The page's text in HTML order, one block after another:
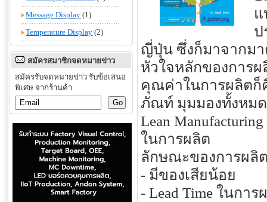
Message Display (1)
Temperature Display (2)
สมัครสมาชิกจดหมายข่าว
สมัครรับจดหมายข่าว รับข้อเสนอ
พิเศษ จากร้านค้า
แ
ป
ญี่ปุ่น ซึ่งก็มาจากมา
หัวใจหลักของการ
คุณค่าในการผลิตก็
ภัณท์ มุมมองทั้งหมด
Lean
ในการผลิต
ลักษณะของการผลิ
- มีของเสียน้อย
- Lead Time ในกา